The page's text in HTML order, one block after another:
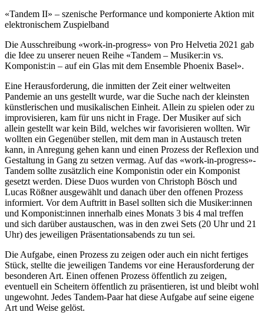
«Tandem II» – szenische Performance und komponierte Aktion mit
elektronischem Zuspielband
Die Ausschreibung «work-in-progress» von Pro Helvetia 2021 gab
die Idee zu unserer neuen Reihe «Tandem – Musiker:in vs.
Komponist:in – auf ein Glas mit dem Ensemble Phoenix Basel».
Eine Herausforderung, die inmitten der Zeit einer weltweiten
Pandemie an uns gestellt wurde, war die Suche nach der kleinsten
künstlerischen und musikalischen Einheit. Allein zu spielen oder zu
improvisieren, kam für uns nicht in Frage. Der Musiker auf sich
allein gestellt war kein Bild, welches wir favorisieren wollten. Wir
wollten ein Gegenüber stellen, mit dem man in Austausch treten
kann, in Anregung gehen kann und einen Prozess der Reflexion und
Gestaltung in Gang zu setzen vermag. Auf das «work-in-progress»-
Tandem sollte zusätzlich eine Komponistin oder ein Komponist
gesetzt werden. Diese Duos wurden von Christoph Bösch und
Lucas Rößner ausgewählt und danach über den offenen Prozess
informiert. Vor dem Auftritt in Basel sollten sich die Musiker:innen
und Komponist:innen innerhalb eines Monats 3 bis 4 mal treffen
und sich darüber austauschen, was in den zwei Sets (20 Uhr und 21
Uhr) des jeweiligen Präsentationsabends zu tun sei.
Die Aufgabe, einen Prozess zu zeigen oder auch ein nicht fertiges
Stück, stellte die jeweiligen Tandems vor eine Herausforderung der
besonderen Art. Einen offenen Prozess öffentlich zu zeigen,
eventuell ein Scheitern öffentlich zu präsentieren, ist und bleibt wohl
ungewohnt. Jedes Tandem-Paar hat diese Aufgabe auf seine eigene
Art und Weise gelöst.